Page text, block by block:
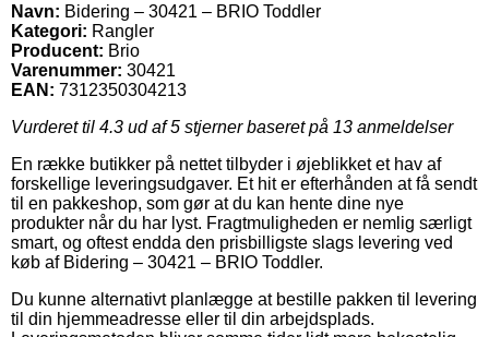
Navn: Bidering – 30421 – BRIO Toddler
Kategori: Rangler
Producent: Brio
Varenummer: 30421
EAN: 7312350304213
Vurderet til 4.3 ud af 5 stjerner baseret på 13 anmeldelser
En række butikker på nettet tilbyder i øjeblikket et hav af
forskellige leveringsudgaver. Et hit er efterhånden at få sendt
til en pakkeshop, som gør at du kan hente dine nye
produkter når du har lyst. Fragtmuligheden er nemlig særligt
smart, og oftest endda den prisbilligste slags levering ved
køb af Bidering – 30421 – BRIO Toddler.
Du kunne alternativt planlægge at bestille pakken til levering
til din hjemmeadresse eller til din arbejdsplads.